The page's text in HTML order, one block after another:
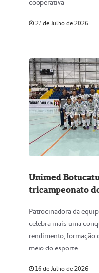
cooperativa
27 de Julho de 2026
Unimed
tricampeonato
Patrocinadora da
celebra mais uma
rendimento, formação
meio do esporte
16 de Julho de 2026